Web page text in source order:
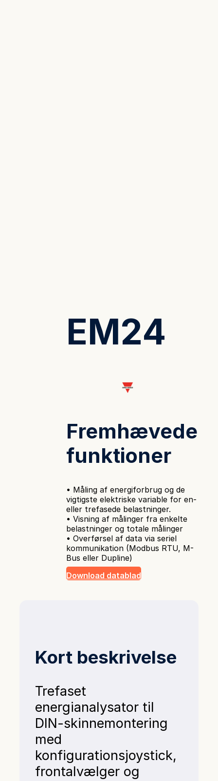
EM24
Fremhævede
funktioner
• Måling af energiforbrug og de
vigtigste elektriske variable for en-
eller trefasede belastninger.
• Visning af målinger fra enkelte
belastninger og totale målinger
• Overførsel af data via seriel
kommunikation (Modbus RTU, M-
Bus eller Dupline)
Download datablad
Kort beskrivelse
Trefaset
energianalysator til
DIN-skinnemontering
med
konfigurationsjoystick,
frontalvælger og